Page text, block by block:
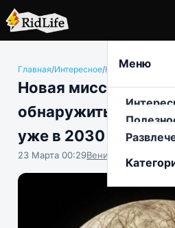
Меню
Главная/Интересное/Космос
Новая миссия
обнаружить
уже в 2030 году
23 Марта 00:29Вениамин